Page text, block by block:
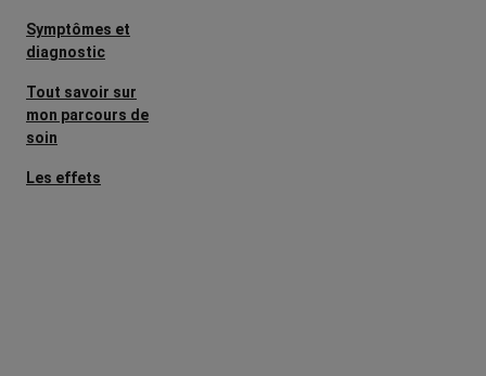
Symptômes et
diagnostic
Tout savoir sur
mon parcours de
soin
Les effets